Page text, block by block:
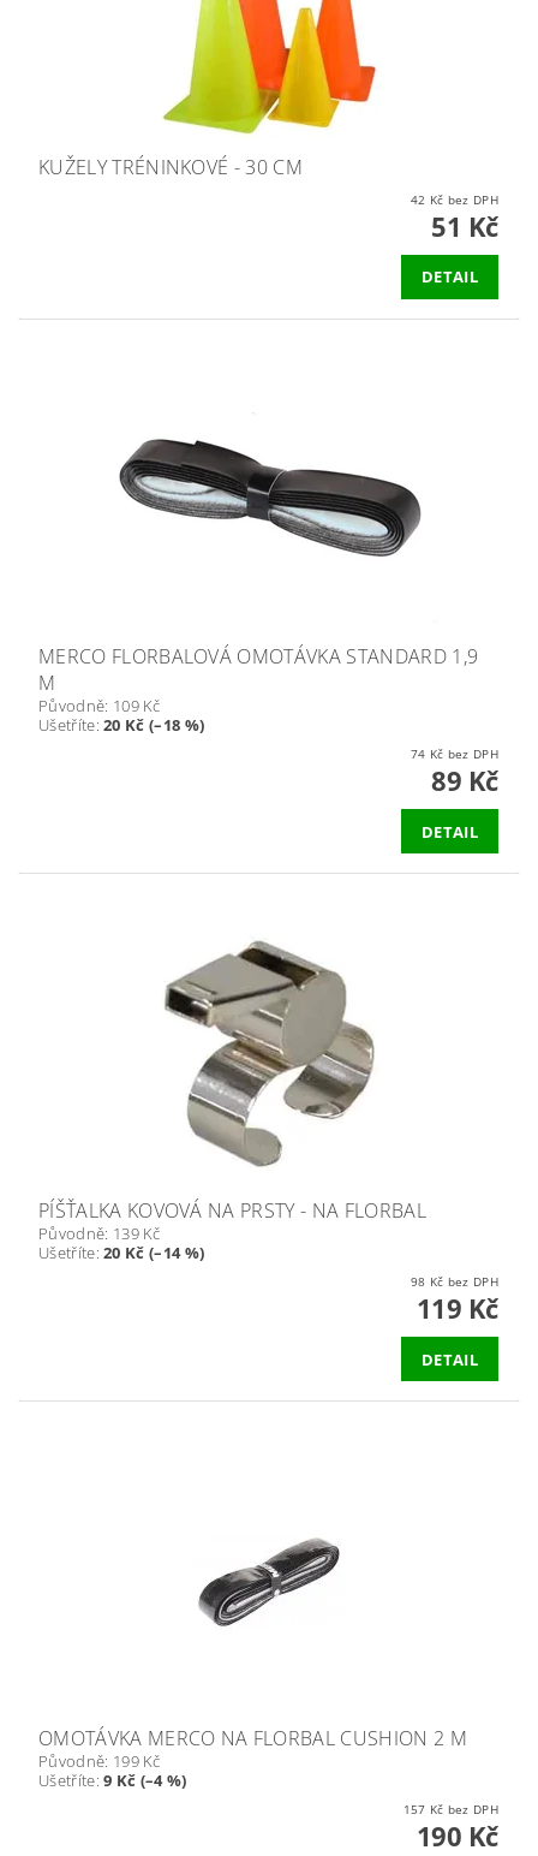
KUŽELY TRÉNINKOVÉ - 30 CM
42 Kč bez DPH
51 Kč
DETAIL
MERCO FLORBALOVÁ OMOTÁVKA STANDARD 1,9
M
Původně: 109 Kč
Ušetříte:20 Kč (–18 %)
74 Kč bez DPH
89 Kč
DETAIL
PÍŠŤALKA KOVOVÁ NA PRSTY - NA FLORBAL
Původně: 139 Kč
Ušetříte:20 Kč (–14 %)
98 Kč bez DPH
119 Kč
DETAIL
OMOTÁVKA MERCO NA FLORBAL CUSHION 2 M
Původně: 199 Kč
Ušetříte:9 Kč (–4 %)
157 Kč bez DPH
190 Kč